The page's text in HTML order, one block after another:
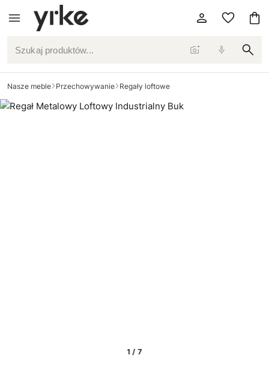
Szukaj produktów...
Nasze meble Przechowywanie Regały loftowe
1 / 7